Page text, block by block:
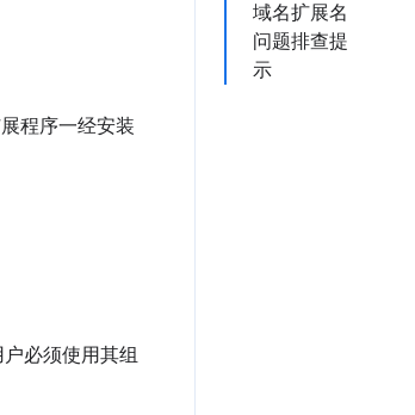
域名扩展名
问题排查提
示
程序一经安装
必须使用其组